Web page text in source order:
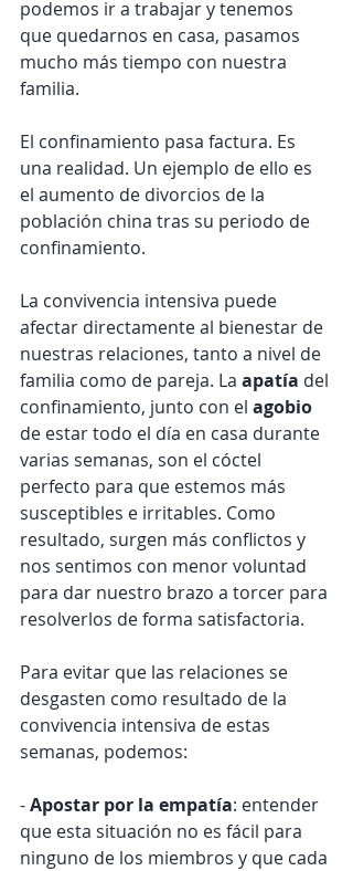
podemos ir a trabajar y tenemos
que quedarnos en casa, pasamos
mucho más tiempo con nuestra
familia.
El confinamiento pasa factura. Es
una realidad. Un ejemplo de ello es
el aumento de divorcios de la
población china tras su periodo de
confinamiento.
La convivencia intensiva puede
afectar directamente al bienestar de
nuestras relaciones, tanto a nivel de
familia como de pareja. La apatía del
confinamiento, junto con el agobio
de estar todo el día en casa durante
varias semanas, son el cóctel
perfecto para que estemos más
susceptibles e irritables. Como
resultado, surgen más conflictos y
nos sentimos con menor voluntad
para dar nuestro brazo a torcer para
resolverlos de forma satisfactoria.
Para evitar que las relaciones se
desgasten como resultado de la
convivencia intensiva de estas
semanas, podemos:
- Apostar por la empatía: entender
que esta situación no es fácil para
ninguno de los miembros y que cada